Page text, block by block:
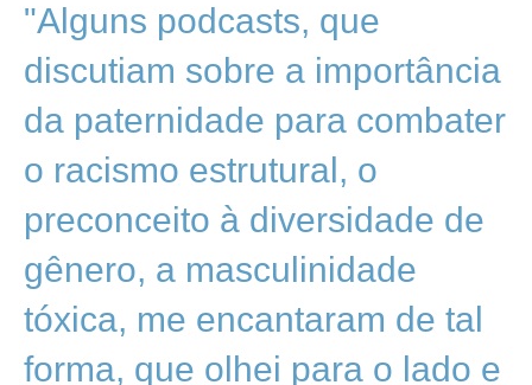
"Alguns podcasts, que
discutiam sobre a importância
da paternidade para combater
o racismo estrutural, o
preconceito à diversidade de
gênero, a masculinidade
tóxica, me encantaram de tal
forma, que olhei para o lado e